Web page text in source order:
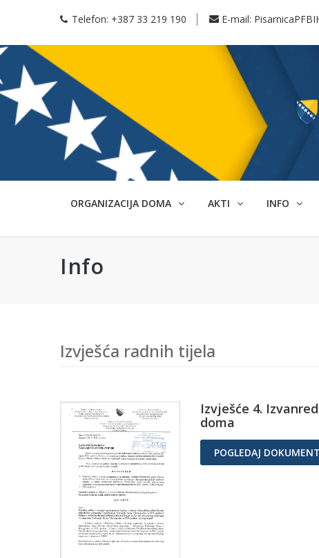
Telefon: +387 33 219 190 E-mail:
ORGANIZACIJA DOMA AKTI INFO
Info
Izvješća radnih tijela
Izvješće 4.
doma
POGLEDAJ DOKUMENT